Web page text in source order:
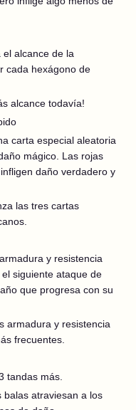
el alcance de la
cada hexágono de
alcance todavía!
carta especial aleatoria
mágico. Las rojas
daño verdadero y
las tres cartas
y resistencia
siguiente ataque de
que progresa con su
armadura y resistencia
frecuentes.
tandas más.
balas atraviesan a los